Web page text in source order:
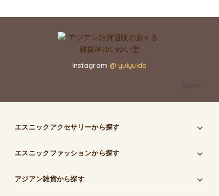
Instagram @ yuiyuido
エスニックアクセサリーから探す
エスニックファッションから探す
アジアン雑貨から探す